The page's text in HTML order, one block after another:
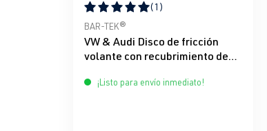
Calificación promedio de 5 de 5 estrellas
(1)
BAR-TEK®
VW & Audi Disco de fricción
volante con recubrimiento de
¡Listo para envío inmediato!